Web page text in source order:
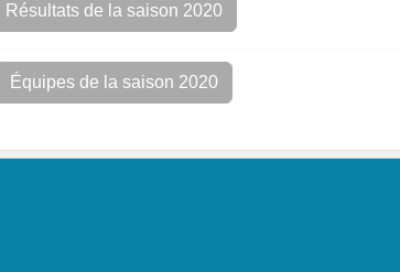
Résultats de la saison 2020
Équipes de la saison 2020